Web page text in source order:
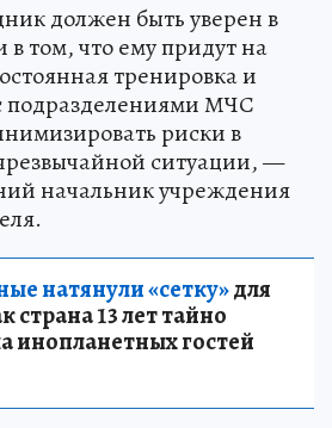
должен быть уверен в
в том, что ему придут на
тренировка и
подразделениями МЧС
риски в
ситуации, —
начальник учреждения
натянули «сетку»для
страна 13 лет тайно
инопланетных гостей